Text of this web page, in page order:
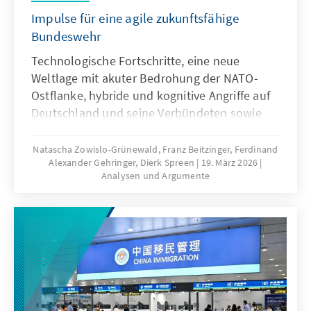
Impulse für eine agile zukunftsfähige
Bundeswehr
Technologische Fortschritte, eine neue
Weltlage mit akuter Bedrohung der NATO-
Ostflanke, hybride und kognitive Angriffe auf
Deutschland und seine Verbündeten sowie
stellen die Bundeswehr vor neue
Herausforderungen. Künstliche Intelligenz ist
aber nicht nur Treiber bei diesen
Antwort. Dafür bedarf es einer KI-Strategie,
die wesentliche Herausforderungen gezielt
adressiert und die Möglichkeiten von KI nach
ethischen Richtlinien aktiv nutzt, um effizient
abschrecken zu können.
Natascha Zowislo-Grünewald, Franz Beitzinger, Ferdinand
Alexander Gehringer, Dierk Spreen
19. März 2026
Analysen und Argumente